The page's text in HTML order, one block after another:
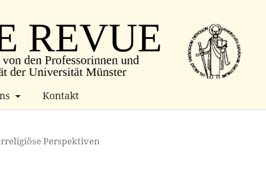
Kontakt
Perspektiven